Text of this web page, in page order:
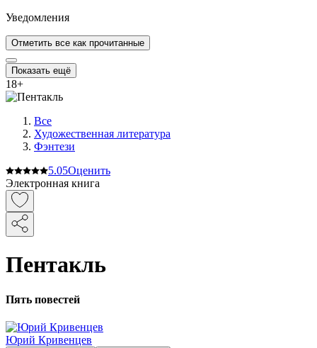
Уведомления
Отметить все как прочитанные
Показать ещё
18+
Все
Художественная литература
Фэнтези
5.05Оценить
Электронная книга
Пентакль
Пять повестей
Юрий Кривенцев